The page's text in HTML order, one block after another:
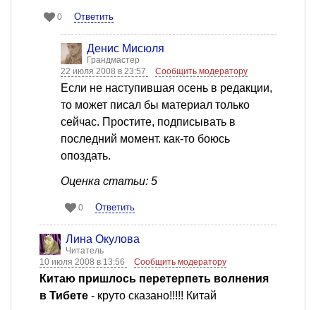
0 Ответить
Денис Мисюля
Грандмастер
22 июля 2008 в 23:57
Сообщить модератору
Если не наступившая осень в редакции,
то может писал бы материал только
сейчас. Простите, подписывать в
последний момент. как-то боюсь
опоздать.
Оценка статьи: 5
0 Ответить
Лина Окулова
Читатель
10 июля 2008 в 13:56
Сообщить модератору
Китаю пришлось перетерпеть волнения
в Тибете - круто сказано!!!!! Китай